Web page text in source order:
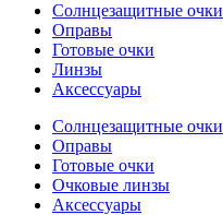
Солнцезащитные очки
Оправы
Готовые очки
Линзы
Аксессуары
Солнцезащитные очки
Оправы
Готовые очки
Очковые линзы
Аксессуары